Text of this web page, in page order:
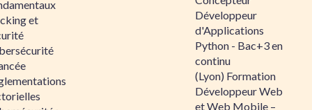
et
Développeur
d'Applications
Python - Bac+3 en
continu
(Lyon) Formation
Développeur Web
et Web Mobile –